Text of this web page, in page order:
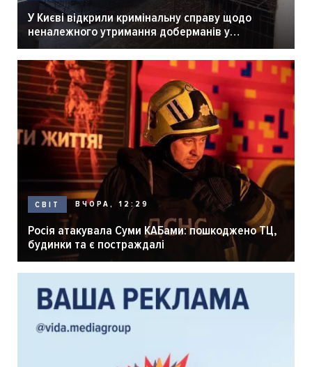
У Києві відкрили кримінальну справу щодо
неналежного утримання доберманів у
розпліднику
СВІТ ВЧОРА, 12:29
Росія атакувала Суми КАБами: пошкоджено ТЦ,
будинки та є постраждалі